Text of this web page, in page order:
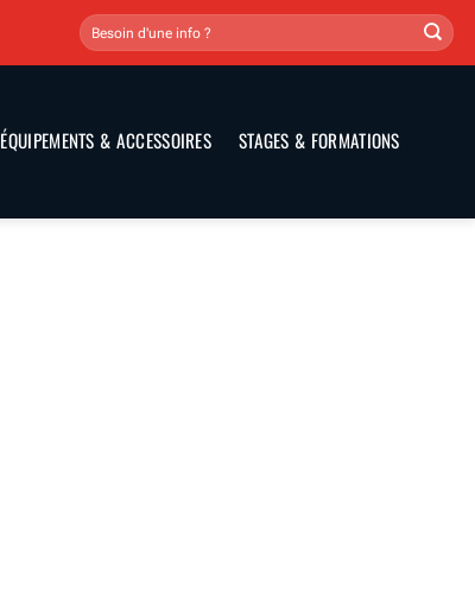
ÉQUIPEMENTS & ACCESSOIRES STAGES & FORMATIONS